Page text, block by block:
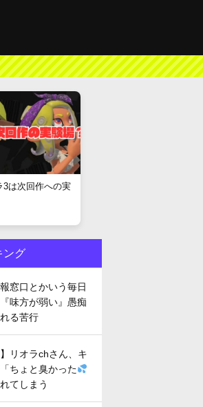
3は次回作への実
ング
窓口とかいう毎日
味方が弱い』愚痴
る苦行
】リオラchさん、キ
ちょと臭かった
てしまう